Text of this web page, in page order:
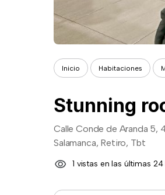
Inicio Habitaciones
Stunning
Calle Conde de Aranda 5,
Salamanca, Retiro, Tbt
1 vistas en las últimas